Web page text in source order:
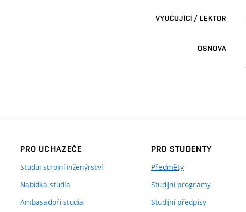
VYUČUJÍCÍ / LEKTOR
OSNOVA
PRO UCHAZEČE
Studuj strojní inženýrství
Nabídka studia
Ambasadoři studia
PRO STUDENTY
Předměty
Studijní programy
Studijní předpisy